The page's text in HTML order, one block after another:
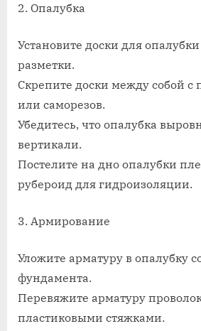
2. Опалубка
Установите доски для
разметки.
Скрепите доски между собой с
или саморезов.
Убедитесь, что опалубка
вертикали.
Постелите на дно опалубки
рубероид для гидроизоляции.
3. Армирование
Уложите арматуру в опалубку
фундамента.
Перевяжите арматуру
пластиковыми стяжками.